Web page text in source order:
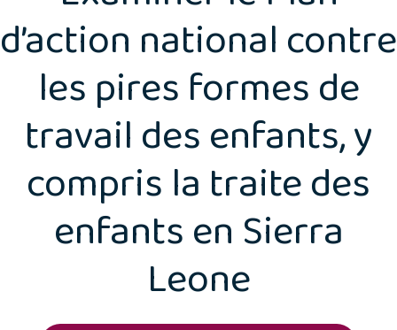
d’action national contre
les pires formes de
travail des enfants, y
compris la traite des
enfants en Sierra
Leone